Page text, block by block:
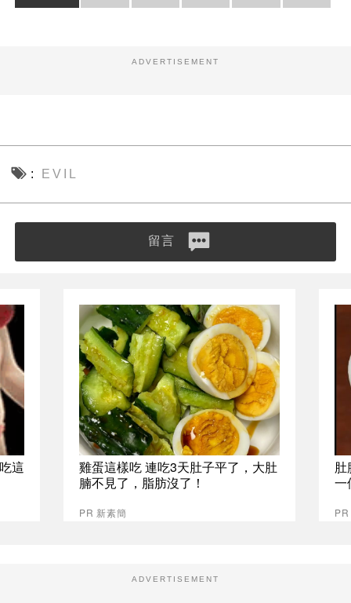
ADVERTISEMENT
EVIL
留言
這
雞蛋這樣吃 連吃3天肚子平了，大肚
腩不見了，脂肪沒了！
PR 新素簡
肚
一
ADVERTISEMENT